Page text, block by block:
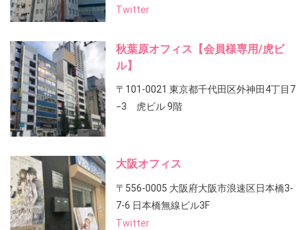
Twitter
秋葉原オフィス【会員様専用/虎ビ
ル】
〒101-0021 東京都千代田区外神田4丁目7
−3 虎ビル 9階
大阪オフィス
〒556-0005 大阪府大阪市浪速区日本橋3-
7-6 日本橋無線ビル3F
Twitter